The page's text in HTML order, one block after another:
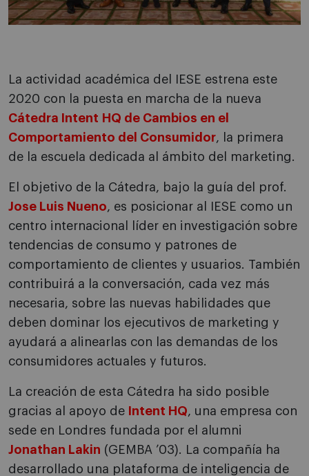
La actividad académica del IESE estrena este
2020 con la puesta en marcha de la nueva
Cátedra Intent HQ de Cambios en el
Comportamiento del Consumidor, la primera
de la escuela dedicada al ámbito del marketing.
El objetivo de la Cátedra, bajo la guía del prof.
Jose Luis Nueno, es posicionar al IESE como un
centro internacional líder en investigación sobre
tendencias de consumo y patrones de
comportamiento de clientes y usuarios. También
contribuirá a la conversación, cada vez más
necesaria, sobre las nuevas habilidades que
deben dominar los ejecutivos de marketing y
ayudará a alinearlas con las demandas de los
consumidores actuales y futuros.
La creación de esta Cátedra ha sido posible
gracias al apoyo de
Intent HQ, una empresa con
sede en Londres fundada por el alumni
Jonathan Lakin (GEMBA ’03). La compañía ha
desarrollado una plataforma de inteligencia de